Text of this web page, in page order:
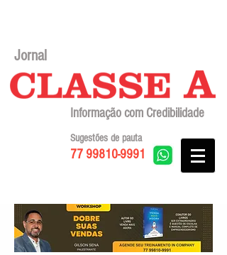
Jornal
Informação com Credibilidade
77 99810-9991
Sugestões de pauta